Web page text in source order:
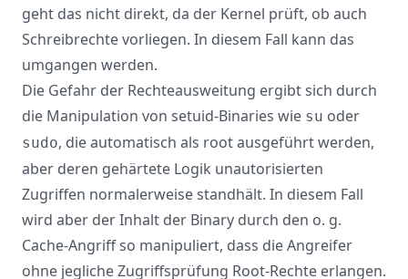
geht das nicht direkt, da der Kernel prüft, ob auch
Schreibrechte vorliegen. In diesem Fall kann das
umgangen werden.
Die Gefahr der Rechteausweitung ergibt sich durch
die Manipulation von setuid-Binaries wie su oder
sudo, die automatisch als root ausgeführt werden,
aber deren gehärtete Logik unautorisierten
Zugriffen normalerweise standhält. In diesem Fall
wird aber der Inhalt der Binary durch den o. g.
Cache-Angriff so manipuliert, dass die Angreifer
ohne jegliche Zugriffsprüfung Root-Rechte erlangen.